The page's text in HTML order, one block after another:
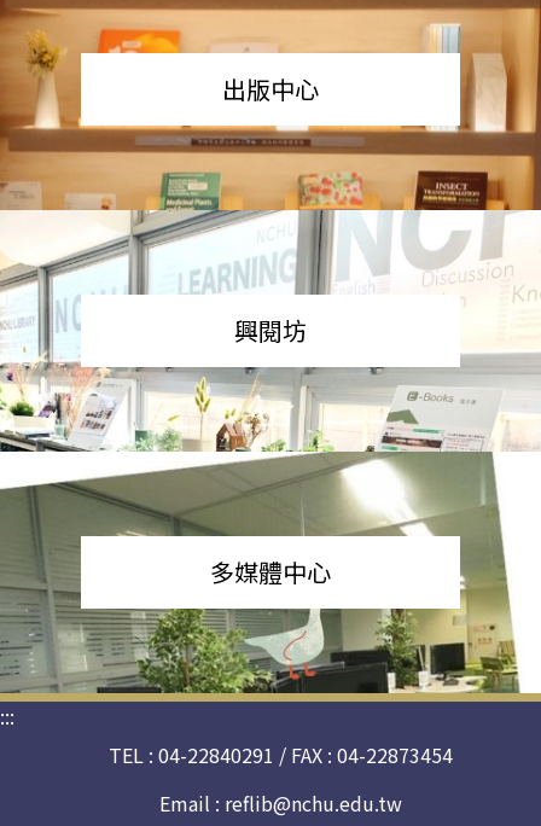
出版中心
興閱坊
多媒體中心
:::
TEL : 04-22840291 / FAX : 04-22873454
Email : reflib@nchu.edu.tw